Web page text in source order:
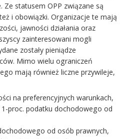
statusem OPP związane są
i obowiązki. Organizacje te mają
jawności działania oraz
zainteresowani mogli
zostały pieniądze
Mimo wielu ograniczeń
mają również liczne przywileje,
na preferencyjnych warunkach,
proc. podatku dochodowego od
od osób prawnych,